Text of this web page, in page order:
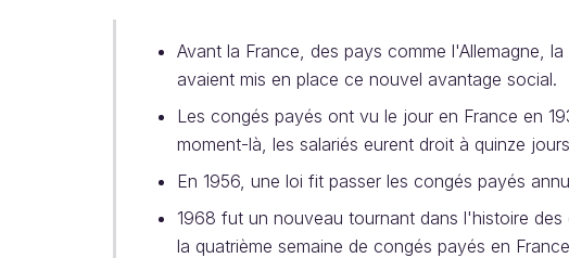
Avant la France, des pays comme l'Allemagne,
avaient mis en place ce nouvel avantage social.
Les congés payés ont vu le jour en France en
moment-là, les salariés eurent droit à quinze
En 1956, une loi fit passer les congés payés
1968 fut un nouveau tournant dans l'histoire
la quatrième semaine de congés payés en